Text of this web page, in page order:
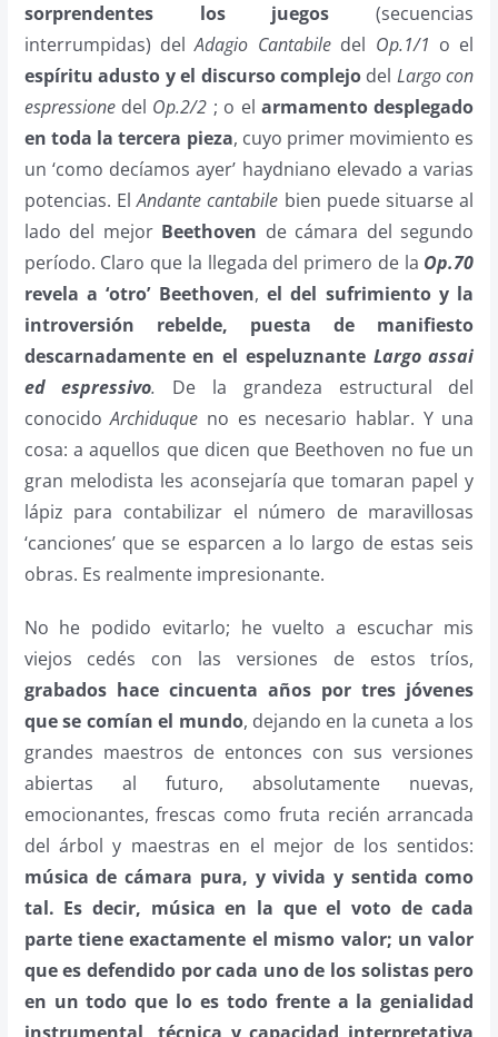
sorprendentes los juegos (secuencias
interrumpidas) delAdagio Cantabile del Op.1/1 o el
espíritu adusto y el discurso complejodel Largo con
espressione del Op.2/2 ; o el armamento desplegado
en toda la tercera pieza, cuyo primer movimiento es
un ‘como decíamos ayer’ haydniano elevado a varias
potencias. ElAndante cantabile bien puede situarse al
lado del mejor Beethoven de cámara del segundo
período. Claro que la llegada del primero de la Op.70
revela a ‘otro’ Beethoven,el del sufrimiento y la
introversión rebelde, puesta de manifiesto
descarnadamente en el espeluznante Largo assai
ed espressivo. De la grandeza estructural del
conocidoArchiduque no es necesario hablar. Y una
cosa: a aquellos que dicen que Beethoven no fue un
gran melodista les aconsejaría que tomaran papel y
lápiz para contabilizar el número de maravillosas
‘canciones’ que se esparcen a lo largo de estas seis
obras. Es realmente impresionante.
No he podido evitarlo; he vuelto a escuchar mis
viejos cedés con las versiones de estos tríos,
grabados hace cincuenta años por tres jóvenes
que se comían el mundo, dejando en la cuneta a los
grandes maestros de entonces con sus versiones
abiertas al futuro, absolutamente nuevas,
emocionantes, frescas como fruta recién arrancada
del árbol y maestras en el mejor de los sentidos:
música de cámara pura, y vivida y sentida como
tal. Es decir, música en la que el voto de cada
parte tiene exactamente el mismo valor; un valor
que es defendido por cada uno de los solistas pero
en un todo que lo es todo frente a la genialidad